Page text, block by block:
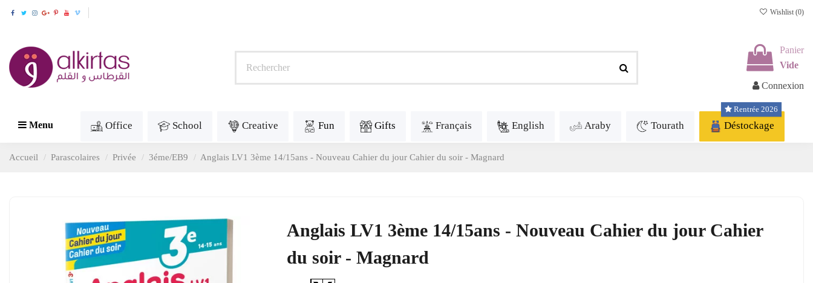
Wishlist (0)
Panier
Vide
Connexion
Menu Office School Creative Fun Gifts Français English Araby Tourath Déstockage
Rentrée 2026
Accueil Parascolaires Privée 3éme/EB9 Anglais LV1 3ème 14/15ans - Nouveau Cahier du jour Cahier du soir - Magnard
Anglais LV1 3ème 14/15ans - Nouveau Cahier du jour Cahier
du soir - Magnard